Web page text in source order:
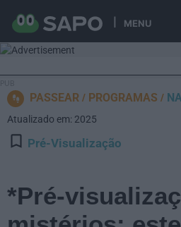
MENU
PASSEAR PROGRAMAS
Pré-Visualização
*Pré-
Atualizado em: 2025